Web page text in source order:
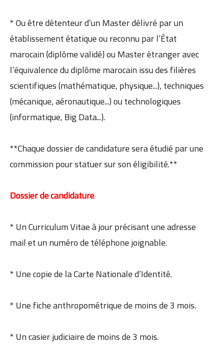
* Ou être détenteur d’un Master délivré par un
établissement étatique ou reconnu par l’État
marocain (diplôme validé) ou Master étranger avec
l’équivalence du diplôme marocain issu des filières
scientifiques (mathématique, physique...), techniques
(mécanique, aéronautique...) ou technologiques
(informatique, Big Data...).
**Chaque dossier de candidature sera étudié par une
commission pour statuer sur son éligibilité.**
Dossier de candidature
* Un Curriculum Vitae à jour précisant une adresse
mail et un numéro de téléphone joignable.
* Une copie de la Carte Nationale d’Identité.
* Une fiche anthropométrique de moins de 3 mois.
* Un casier judiciaire de moins de 3 mois.